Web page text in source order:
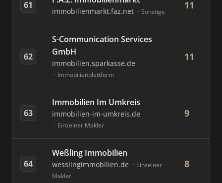
61
immobilienmarkt.faz.net Sonstige
11
62
S-Communication Services
GmbH
immobilien.sparkasse.de
Immobilienplattform
11
63
Immobilien Im Umkreis
immobilien-im-umkreis.de
Einzelner Makler
9
64
Weßling Immobilien
wesslingimmobilien.de
Einzelner
Makler
8